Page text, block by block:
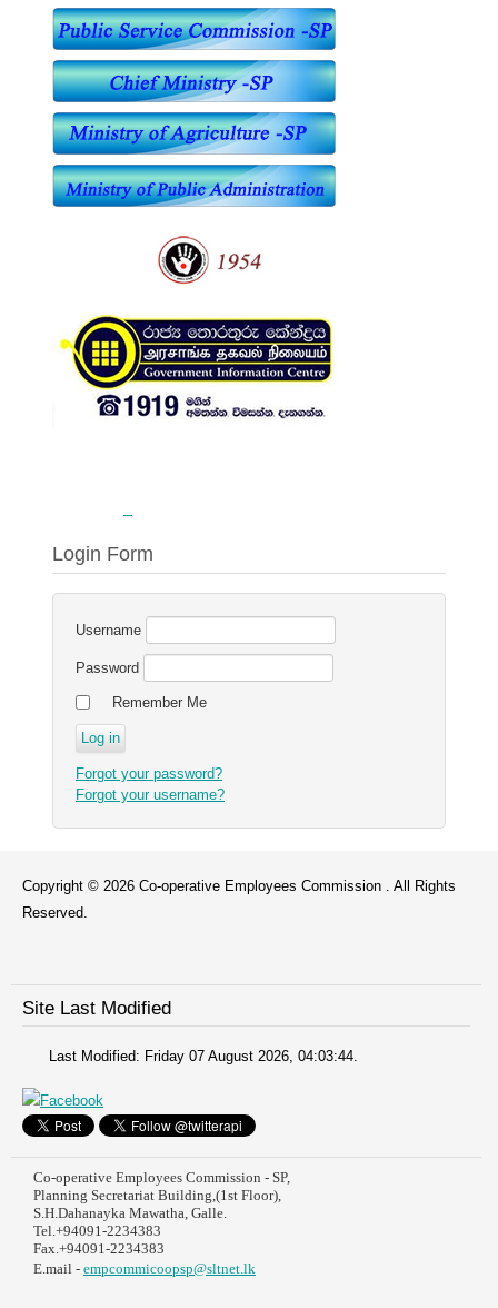
Login Form
Username
Password
Remember Me
Forgot your password?
Forgot your username?
Copyright © 2026 Co-operative Employees Commission . All Rights
Reserved.
Site Last Modified
Last Modified: Friday 07 August 2026, 04:03:44.
Co-operative Employees Commission - SP,
Planning Secretariat Building,(1st Floor),
S.H.Dahanayka Mawatha, Galle.
Tel.+94091-2234383
Fax.+94091-2234383
E.mail - empcommicoopsp@sltnet.lk